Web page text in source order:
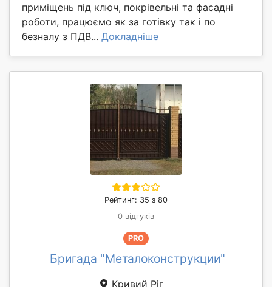
приміщень під ключ, покрівельні та фасадні
роботи, працюємо як за готівку так і по
безналу з ПДВ... Докладніше
Рейтинг: 35 з 80
0 відгуків
PRO
Бригада "Металоконструкции"
Кривий Ріг